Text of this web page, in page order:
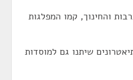
והחינוך, קמו המפלגות
שיתנו גם למוסדות